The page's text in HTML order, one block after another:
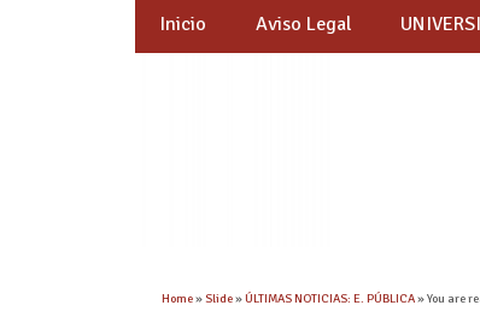
Inicio Aviso Legal
Home»Slide»ÚLTIMAS NOTICIAS: E. PÚBLICA» You are